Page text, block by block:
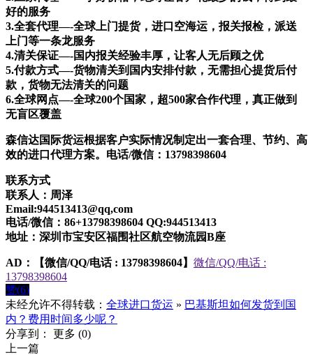
好的服务
3.全套代理—-全球上门提货，进口空海运，报关报检，派送
上门等一条龙服务
4.清关保证—-国内报关经验丰厚，让客人无后顾之优
5.付款方式—-货物清关到国内安排付款，无需担心提货后付
款，货物无法清关的问题
6.全球网点—-全球200个国家，超500家合作代理，真正做到
无盲区覆盖
森信达国际货运根据客户实际情况制定出一套合理、节约、高
效的进口代理方案。电话/微信：13798398604
联系方式
联系人：周泽
Email:944513413@qq,com
电话/微信：86+13798398604 QQ:944513413
地址：深圳市宝安区福围社区航空物流园B座
AD： 【微信/QQ/电话 : 13798398604】 微信/QQ/电话 :
13798398604
赞(6)
未经允许不得转载： 全球进口货运 » 巴基斯坦如何发货到国
内？费用时间多少呢？
分享到：
更多 (0)
上一篇